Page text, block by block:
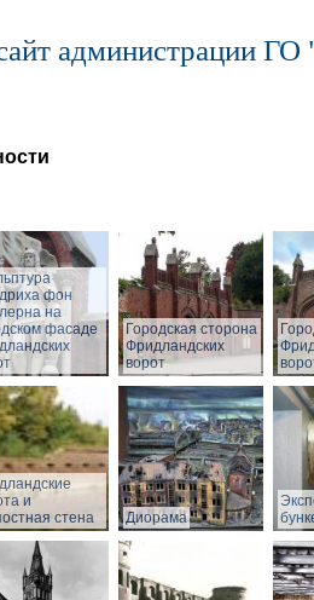
администрации ГО
фон
на
фасаде
Городская сторона
Фридландских
ворот
и
стена
Диорама